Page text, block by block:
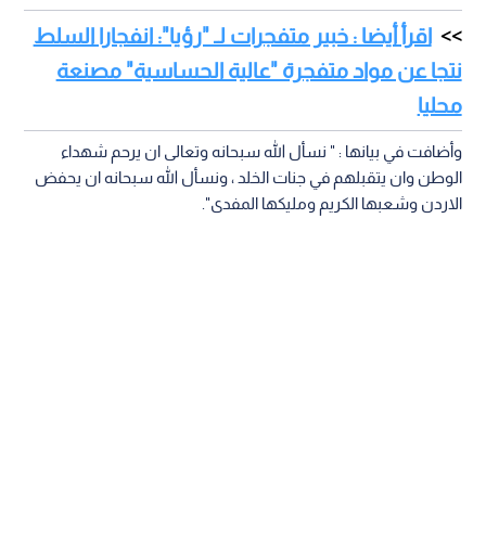
اقرأ أيضا : خبير متفجرات لـ "رؤيا": انفجارا السلط
نتجا عن مواد متفجرة "عالية الحساسية" مصنعة
محليا
وأضافت في بيانها : " نسأل الله سبحانه وتعالى ان يرحم شهداء
الوطن وان يتقبلهم في جنات الخلد ، ونسأل الله سبحانه ان يحفض
الاردن وشعبها الكريم ومليكها المفدى".